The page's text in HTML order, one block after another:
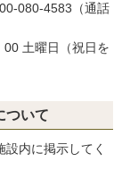
080-4583（通話
土曜日（祝日を
ついて
設内に掲示してく